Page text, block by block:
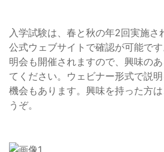
入学試験は、春と秋の年2回実施さ
公式ウェブサイトで確認が可能で
明会も開催されますので、興味の
てください。ウェビナー形式で説
機会もあります。興味を持った方は
うぞ。